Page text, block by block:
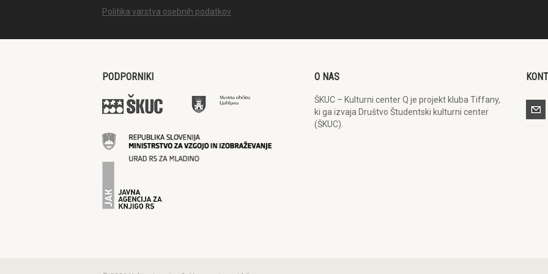
Politika varstva osebnih podatkov
PODPORNIKI O NAS
ŠKUC – Kulturni center Q je projekt kluba Tiffany,
ki ga izvaja Društvo Študentski kulturni center
(ŠKUC).